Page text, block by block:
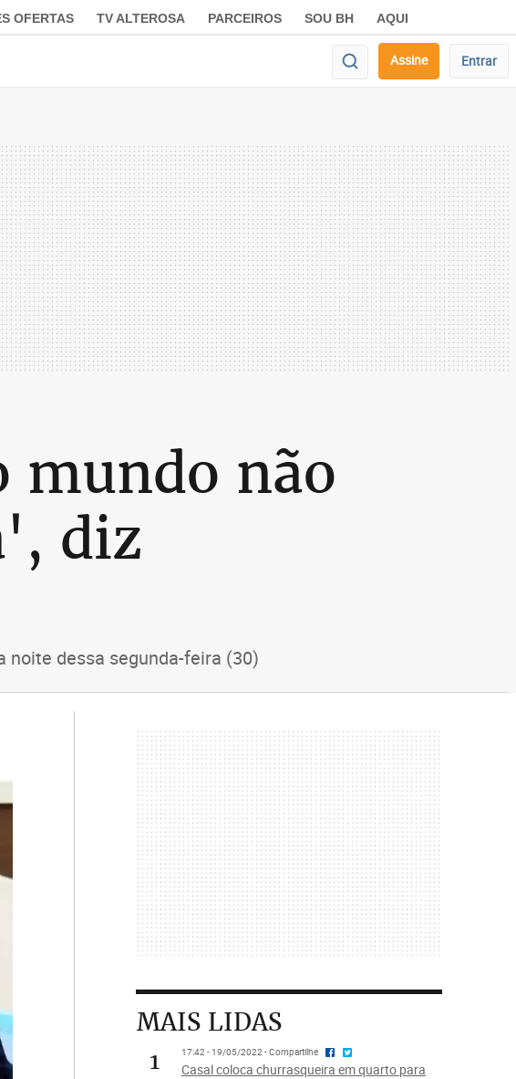
OFERTAS TV ALTEROSA PARCEIROS SOU BH AQUI
Assine Entrar
mundo não
diz
noite dessa segunda-feira (30)
MAIS LIDAS
1
17:42 - 19/05/2022 - Compartilhe
Casal coloca churrasqueira em quarto para